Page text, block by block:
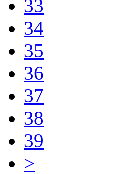
33
34
35
36
37
38
39
>